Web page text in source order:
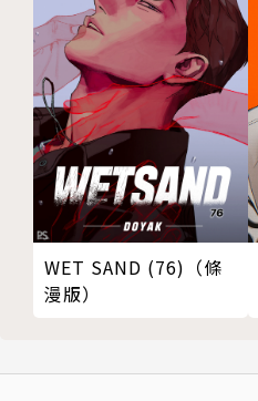
WET SAND (76)（條
漫版）